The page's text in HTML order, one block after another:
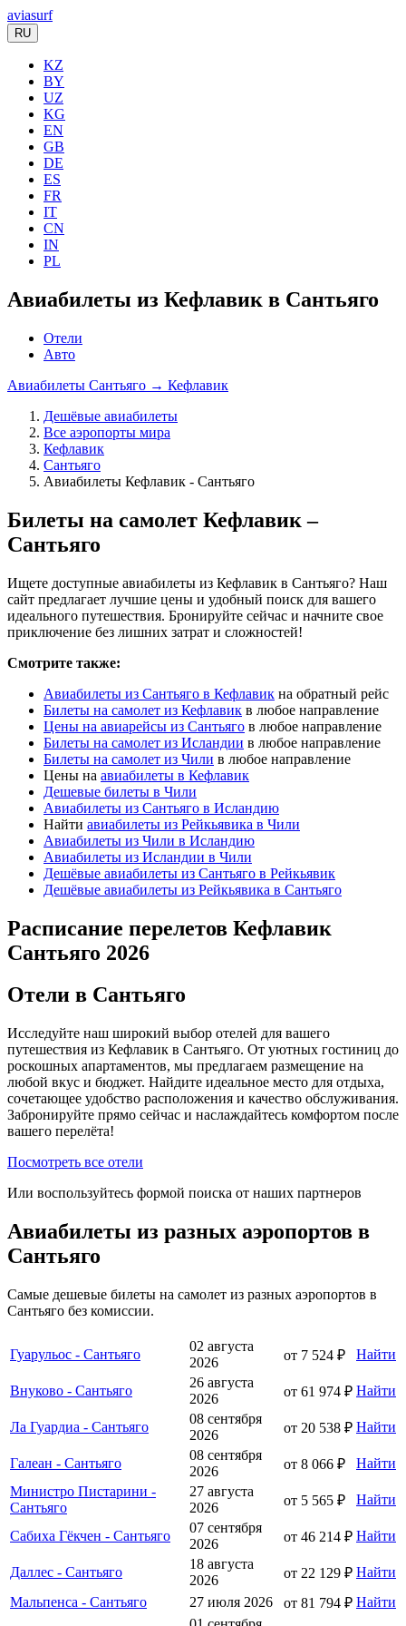
aviasurf
RU
KZ
BY
UZ
KG
EN
GB
DE
ES
FR
IT
CN
IN
PL
Авиабилеты из Кефлавик в Сантьяго
Отели
Авто
Авиабилеты Сантьяго → Кефлавик
Дешёвые авиабилеты
Все аэропорты мира
Кефлавик
Сантьяго
Авиабилеты Кефлавик - Сантьяго
Билеты на самолет Кефлавик –
Сантьяго
Ищете доступные авиабилеты из Кефлавик в Сантьяго? Наш
сайт предлагает лучшие цены и удобный поиск для вашего
идеального путешествия. Бронируйте сейчас и начните свое
приключение без лишних затрат и сложностей!
Смотрите также:
Авиабилеты из Сантьяго в Кефлавик на обратный рейс
Билеты на самолет из Кефлавик в любое направление
Цены на авиарейсы из Сантьяго в любое направление
Билеты на самолет из Исландии в любое направление
Билеты на самолет из Чили в любое направление
Цены на авиабилеты в Кефлавик
Дешевые билеты в Чили
Авиабилеты из Сантьяго в Исландию
Найти авиабилеты из Рейкьявика в Чили
Авиабилеты из Чили в Исландию
Авиабилеты из Исландии в Чили
Дешёвые авиабилеты из Сантьяго в Рейкьявик
Дешёвые авиабилеты из Рейкьявика в Сантьяго
Расписание перелетов Кефлавик
Сантьяго 2026
Отели в Сантьяго
Исследуйте наш широкий выбор отелей для вашего
путешествия из Кефлавик в Сантьяго. От уютных гостиниц до
роскошных апартаментов, мы предлагаем размещение на
любой вкус и бюджет. Найдите идеальное место для отдыха,
сочетающее удобство расположения и качество обслуживания.
Забронируйте прямо сейчас и наслаждайтесь комфортом после
вашего перелёта!
Посмотреть все отели
Или воспользуйтесь формой поиска от наших партнеров
Авиабилеты из разных аэропортов в
Сантьяго
Самые дешевые билеты на самолет из разных аэропортов в
Сантьяго без комиссии.
Гуарульос - Сантьяго
02 августа
2026
от 7 524 ₽ Найти
Внуково - Сантьяго
26 августа
2026
от 61 974 ₽ Найти
Ла Гуардиа - Сантьяго
08 сентября
2026
от 20 538 ₽ Найти
Галеан - Сантьяго
08 сентября
2026
от 8 066 ₽
Найти
Министро Пистарини -
Сантьяго
27 августа
2026
от 5 565 ₽ Найти
Сабиха Гёкчен - Сантьяго
07 сентября
2026
от 46 214 ₽ Найти
Даллес - Сантьяго
18 августа
2026
от 22 129 ₽ Найти
Мальпенса - Сантьяго
27 июля 2026 от 81 794 ₽ Найти